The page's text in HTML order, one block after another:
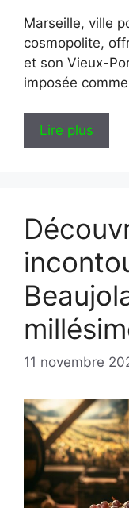
Marseille, ville
cosmopolite,
et son Vieux-
imposée
Lire plus
11 novembre